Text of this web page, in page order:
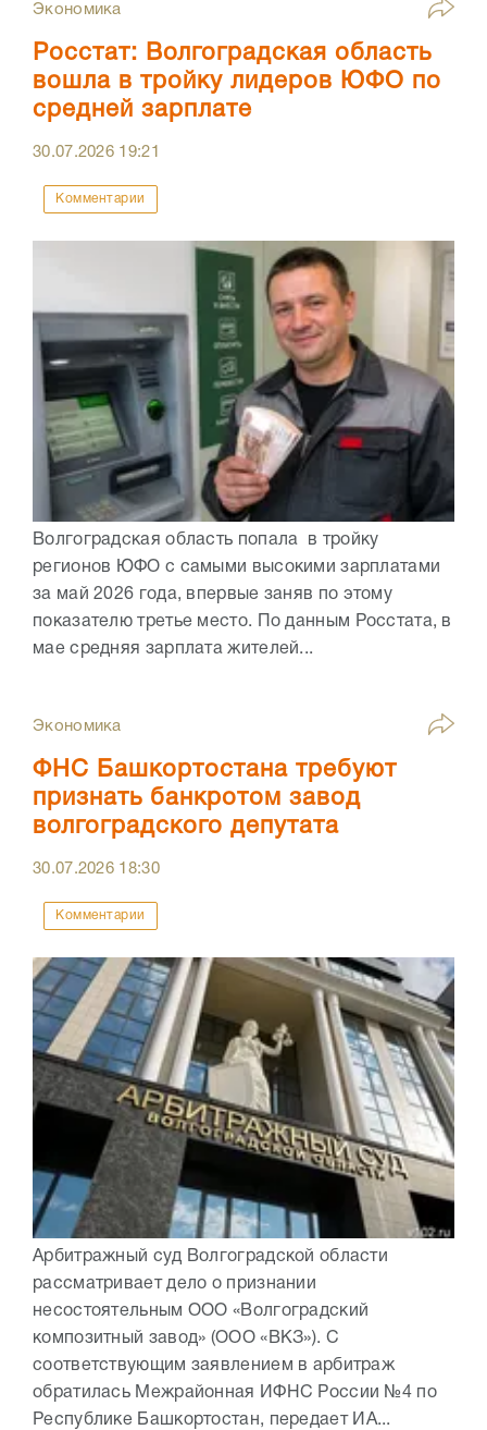
Экономика
Росстат: Волгоградская область
вошла в тройку лидеров ЮФО по
средней зарплате
30.07.2026 19:21
Комментарии
Волгоградская область попала в тройку
регионов ЮФО с самыми высокими зарплатами
за май 2026 года, впервые заняв по этому
показателю третье место. По данным Росстата, в
мае средняя зарплата жителей...
Экономика
ФНС Башкортостана требуют
признать банкротом завод
волгоградского депутата
30.07.2026 18:30
Комментарии
Арбитражный суд Волгоградской области
рассматривает дело о признании
несостоятельным ООО «Волгоградский
композитный завод» (ООО «ВКЗ»). С
соответствующим заявлением в арбитраж
обратилась Межрайонная ИФНС России №4 по
Республике Башкортостан, передает ИА...